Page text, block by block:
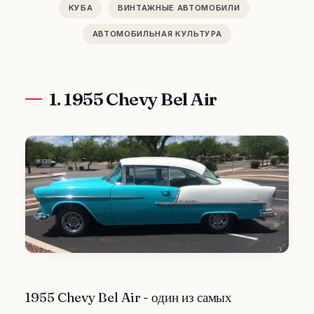
КУБА ВИНТАЖНЫЕ АВТОМОБИЛИ
АВТОМОБИЛЬНАЯ КУЛЬТУРА
1. 1955 Chevy Bel Air
1955 Chevy Bel Air - один из самых